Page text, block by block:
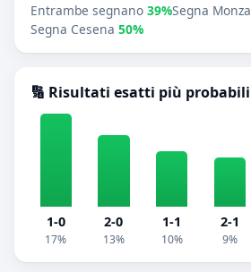
Entrambe segnano 39%Segna Monza
Segna Cesena 50%
🔢 Risultati esatti più probabili
1-0
17%
2-0
13%
1-1
10%
2-1
9%